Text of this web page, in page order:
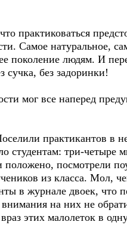
практиковаться
Самое натуральное,
поколение людям. И
сучка, без задоринки!
мог все наперед
практикантов в
студентам: три-
положено, посмотрели
из класса. Мол,
в журнале двоек, что
внимания на них не
этих малолеток в